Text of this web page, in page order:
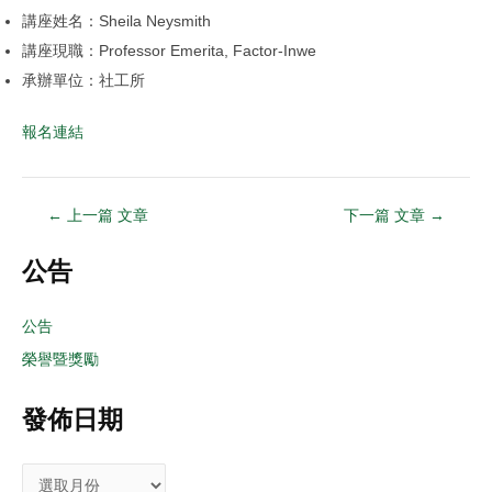
講座姓名：Sheila Neysmith
講座現職：Professor Emerita, Factor-Inwe
承辦單位：社工所
報名連結
← 上一篇 文章 下一篇 文章 →
公告
公告
榮譽暨獎勵
發佈日期